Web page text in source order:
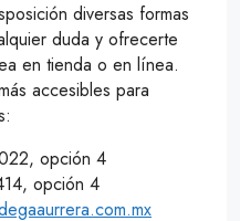
diversas formas
duda y ofrecerte
en tienda o en línea.
accesibles para
opción 4
opción 4